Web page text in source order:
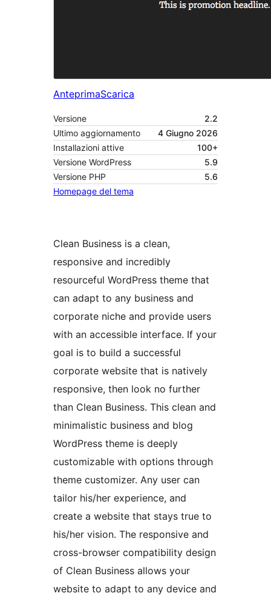
AnteprimaScarica
Versione
2.2
Ultimo aggiornamento
4 Giugno 2026
Installazioni attive
100+
Versione WordPress
5.9
Versione PHP
5.6
Homepage del tema
Clean Business is a clean,
responsive and incredibly
resourceful WordPress theme that
can adapt to any business and
corporate niche and provide users
with an accessible interface. If your
goal is to build a successful
corporate website that is natively
responsive, then look no further
than Clean Business. This clean and
minimalistic business and blog
WordPress theme is deeply
customizable with options through
theme customizer. Any user can
tailor his/her experience, and
create a website that stays true to
his/her vision. The responsive and
cross-browser compatibility design
of Clean Business allows your
website to adapt to any device and